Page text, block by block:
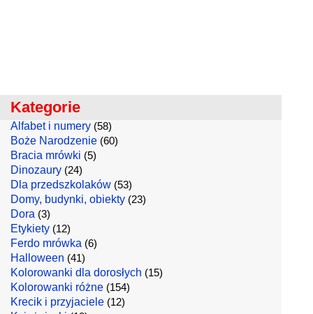
Kategorie
Alfabet i numery (58)
Boże Narodzenie (60)
Bracia mrówki (5)
Dinozaury (24)
Dla przedszkolaków (53)
Domy, budynki, obiekty (23)
Dora (3)
Etykiety (12)
Ferdo mrówka (6)
Halloween (41)
Kolorowanki dla dorosłych (15)
Kolorowanki różne (154)
Krecik i przyjaciele (12)